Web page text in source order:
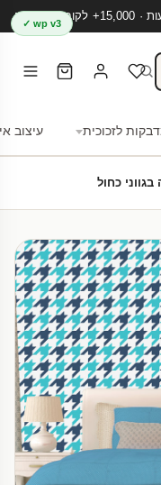
לזכוכית עיצוב
wp v3 ✓
כחול